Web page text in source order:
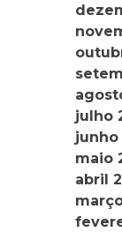
julho
junho
maio
abril